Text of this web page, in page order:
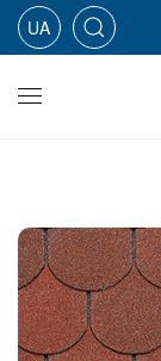
Skip to main
UA